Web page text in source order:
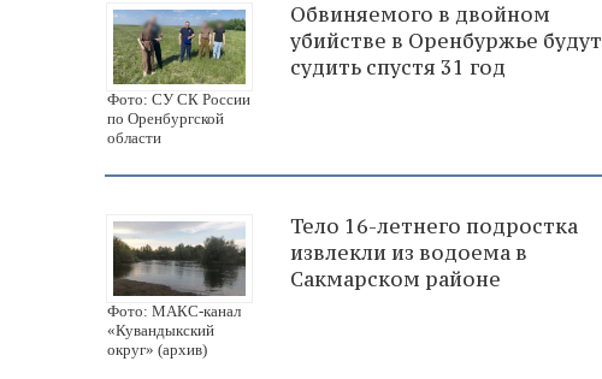
Фото: СУ СК России
по Оренбургской
области
Обвиняемого в двойном
убийстве в Оренбуржье будут
судить спустя 31 год
Фото: МАКС-канал
«Кувандыкский
округ» (архив)
Тело 16-летнего подростка
извлекли из водоема в
Сакмарском районе